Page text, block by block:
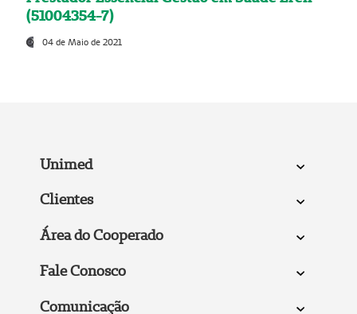
(51004354-7)
04 de Maio de 2021
Unimed
Clientes
Área do Cooperado
Fale Conosco
Comunicação